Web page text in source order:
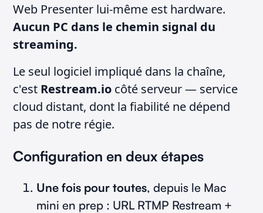
Web Presenter lui-même est hardware.
Aucun PC dans le chemin signal du
streaming.
Le seul logiciel impliqué dans la chaîne,
c'est Restream.io côté serveur — service
cloud distant, dont la fiabilité ne dépend
pas de notre régie.
Configuration en deux étapes
Une fois pour toutes, depuis le Mac
mini en prep : URL RTMP Restream +